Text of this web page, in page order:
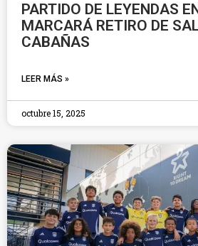
PARTIDO DE LEYENDAS
MARCARÁ RETIRO DE
CABAÑAS
LEER MÁS »
octubre 15, 2025